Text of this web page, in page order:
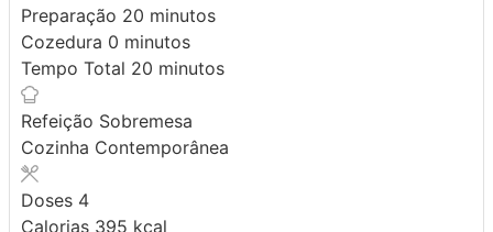
Preparação 20 minutos
minutos
Cozedura 0 minutos
minutos
Tempo Total 20 minutos
minutos
Refeição Sobremesa
Cozinha Contemporânea
Doses 4
Calorias 395 kcal